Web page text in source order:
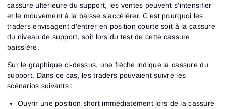
cassure ultérieure du support, les ventes peuvent s’intensifier
et le mouvement à la baisse s’accélérer. C’est pourquoi les
traders envisagent d’entrer en position courte soit à la cassure
du niveau de support, soit lors du test de cette cassure
baissière.
Sur le graphique ci-dessus, une flèche indique la cassure du
support. Dans ce cas, les traders pouvaient suivre les
scénarios suivants :
Ouvrir une position short immédiatement lors de la cassure